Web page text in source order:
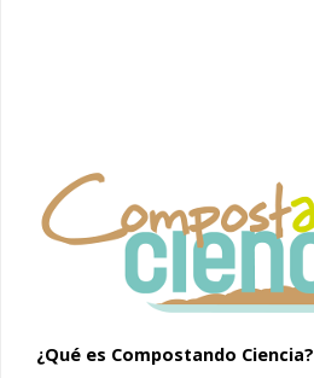
¿Qué es Compostando Ciencia?